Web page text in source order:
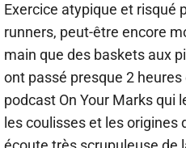
Exercice atypique et risqué
runners, peut-être encore
main que des baskets aux
ont passé presque 2
podcast On Your Marks qui
les coulisses et les origines